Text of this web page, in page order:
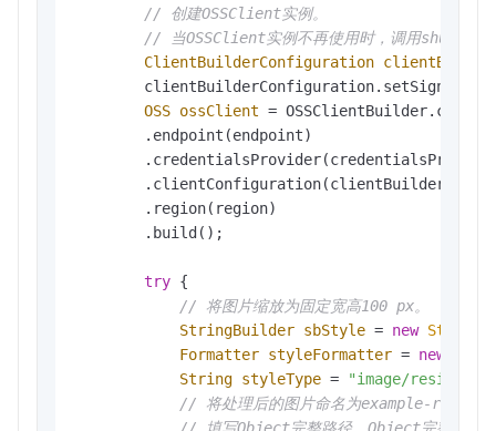
// 创建OSSClient实例。
// 当OSSClient实例不再使用时，调用shutdown
ClientBuilderConfiguration
OSS ossClient =
        .endpoint(endpoint)
        .region(region)
        .build();
try {
// 将图片缩放为固定宽高100 px。
StringBuilder sbStyle = new
Formatter styleFormatter = new
String styleType =
"image/
// 将处理后的图片命名为example-
// 填写Object完整路径。Object完整路径